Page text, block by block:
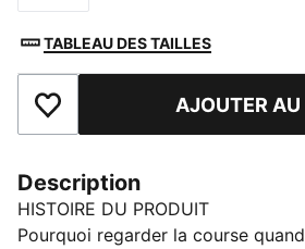
TABLEAU DES TAILLES
Ajouter aux favorisAJOUTER AU
Description
HISTOIRE DU PRODUIT
Pourquoi regarder la course